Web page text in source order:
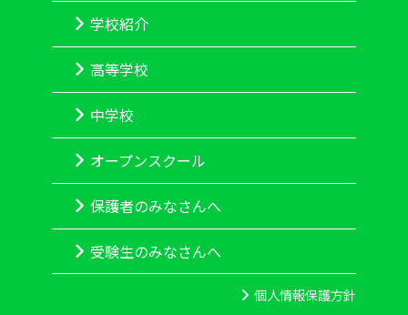
学校紹介
高等学校
中学校
オープンスクール
保護者のみなさんへ
受験生のみなさんへ
個人情報保護方針